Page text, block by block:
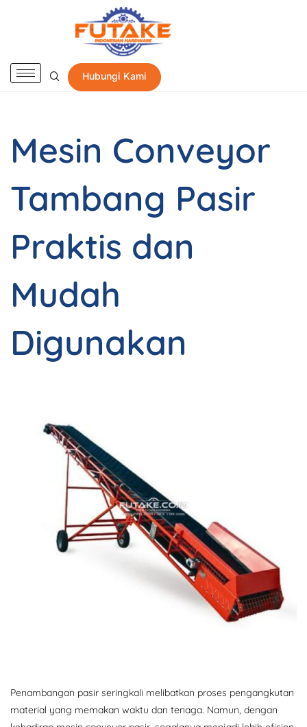
Hubungi Kami
Mesin Conveyor
Tambang Pasir
Praktis dan
Mudah
Digunakan
Penambangan pasir seringkali melibatkan proses pengangkutan
material yang memakan waktu dan tenaga. Namun, dengan